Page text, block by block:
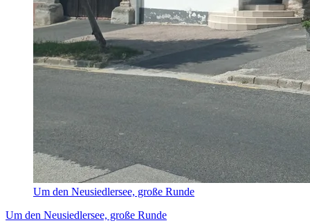
Um den Neusiedlersee, große Runde
Um den Neusiedlersee, große Runde